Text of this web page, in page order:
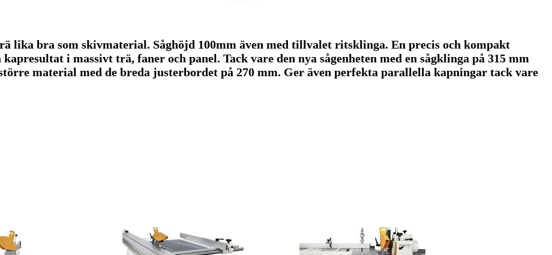
lika bra som skivmaterial. Såghöjd 100mm även med tillvalet ritsklinga. En precis och kompakt
i massivt trä, faner och panel. Tack vare den nya sågenheten med en sågklinga på 315 mm
material med de breda justerbordet på 270 mm. Ger även perfekta parallella kapningar tack vare